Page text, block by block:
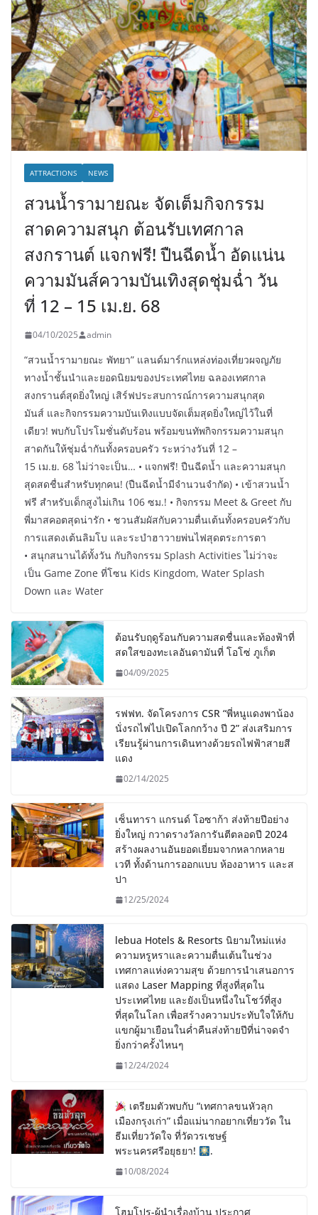
ATTRACTIONS NEWS
สวนน้ำรามายณะ จัดเต็มกิจกรรม
สาดความสนุก ต้อนรับเทศกาล
สงกรานต์ แจกฟรี! ปืนฉีดน้ำ อัดแน่น
ความมันส์ความบันเทิงสุดชุ่มฉ่ำ วัน
ที่ 12 – 15 เม.ย. 68
04/10/2025 admin
“สวนน้ำรามายณะ พัทยา” แลนด์มาร์กแหล่งท่องเที่ยวผจญภัย
ทางน้ำชั้นนำและยอดนิยมของประเทศไทย ฉลองเทศกาล
สงกรานต์สุดยิ่งใหญ่ เสิร์ฟประสบการณ์การความสนุกสุด
มันส์ และกิจกรรมความบันเทิงแบบจัดเต็มสุดยิ่งใหญ่ไว้ในที่
เดียว! พบกับโปรโมชั่นดับร้อน พร้อมขนทัพกิจกรรมความสนุก
สาดกันให้ชุ่มฉ่ำกันทั้งครอบครัว ระหว่างวันที่ 12 –
15 เม.ย. 68 ไม่ว่าจะเป็น… • แจกฟรี! ปืนฉีดน้ำ และความสนุก
สุดสดชื่นสำหรับทุกคน! (ปืนฉีดน้ำมีจำนวนจำกัด) • เข้าสวนน้ำ
ฟรี สำหรับเด็กสูงไม่เกิน 106 ซม.! • กิจกรรม Meet & Greet กับ
พี่มาสคอตสุดน่ารัก • ชวนสัมผัสกับความตื่นเต้นทั้งครอบครัวกับ
การแสดงเต้นลิมโบ และระบำฮาวายพ่นไฟสุดตระการตา
• สนุกสนานได้ทั้งวัน กับกิจกรรม Splash Activities ไม่ว่าจะ
เป็น Game Zone ที่โซน Kids Kingdom, Water Splash
Down และ Water
ต้อนรับฤดูร้อนกับความสดชื่นและท้องฟ้าที่
สดใสของทะเลอันดามันที่ โอโซ่ ภูเก็ต
04/09/2025
รฟฟท. จัดโครงการ CSR “พี่หนูแดงพาน้อง
นั่งรถไฟไปเปิดโลกกว้าง ปี 2” ส่งเสริมการ
เรียนรู้ผ่านการเดินทางด้วยรถไฟฟ้าสายสี
แดง
02/14/2025
เซ็นทารา แกรนด์ โอซาก้า ส่งท้ายปีอย่าง
ยิ่งใหญ่ กวาดรางวัลการันตีตลอดปี 2024
สร้างผลงานอันยอดเยี่ยมจากหลากหลาย
เวที ทั้งด้านการออกแบบ ห้องอาหาร และส
ปา
12/25/2024
lebua Hotels & Resorts นิยามใหม่แห่ง
ความหรูหราและความตื่นเต้นในช่วง
เทศกาลแห่งความสุข ด้วยการนำเสนอการ
แสดง Laser Mapping ที่สูงที่สุดใน
ประเทศไทย และยังเป็นหนึ่งในโชว์ที่สูง
ที่สุดในโลก เพื่อสร้างความประทับใจให้กับ
แขกผู้มาเยือนในค่ำคืนส่งท้ายปีที่น่าจดจำ
ยิ่งกว่าครั้งไหนๆ
12/24/2024
เตรียมตัวพบกับ “เทศกาลขนหัวลุก
เมืองกรุงเก่า” เมื่อแม่นากอยากเที่ยววัด ใน
ธีมเที่ยววัดใจ ที่วัดวรเชษฐ์
พระนครศรีอยุธยา!
.
10/08/2024
โฮมโปร-ผู้นำเรื่องบ้าน ประกาศ